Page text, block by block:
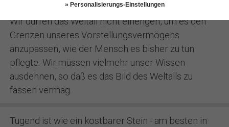
Wir dürfen das Weltall nicht einengen, um es den
Grenzen unseres Vorstellungsvermögens
anzupassen, wie der Mensch es bisher zu tun
pflegte. Wir müssen vielmehr unser Wissen
ausdehnen, so daß es das Bild des Weltalls zu
fassen vermag.
Tugend ist wie ein kostbarer Stein - am besten in
» Personalisierungs-Einstellungen